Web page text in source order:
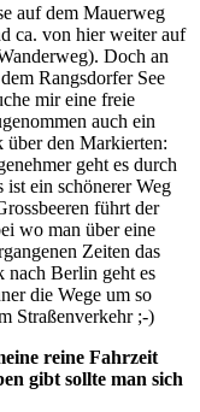
auf dem Mauerweg
ca. von hier weiter auf
Doch an
Rangsdorfer See
mir eine freie
auch ein
über den Markierten:
geht es durch
ist ein schönerer Weg
führt der
wo man über eine
Zeiten das
nach Berlin geht es
die Wege um so
Straßenverkehr ;-)
reine Fahrzeit
gibt sollte man sich